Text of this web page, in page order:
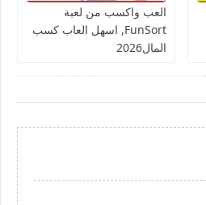
العب واكسب من لعبة
FunSort, اسهل العاب كسب
المال2026